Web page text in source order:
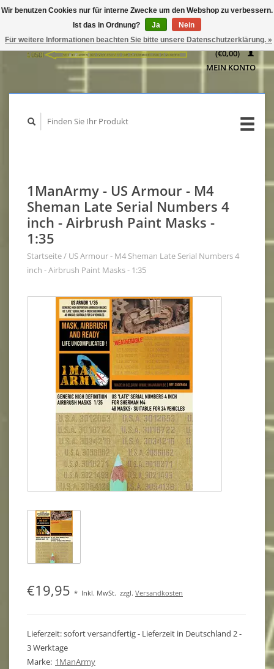
WARENKORB
(€0,00)
MEIN KONTO
1ManArmy - US Armour - M4
Sheman Late Serial Numbers 4
inch - Airbrush Paint Masks -
1:35
Startseite/ US Armour - M4 Sheman Late Serial Numbers 4
inch - Airbrush Paint Masks - 1:35
€19,95 * Inkl. MwSt. zzgl. Versandkosten
Lieferzeit: sofort versandfertig - Lieferzeit in Deutschland 2 -
3 Werktage
Marke: 1ManArmy
Wir benutzen Cookies nur für interne Zwecke um den Webshop zu verbessern.
Ist das in Ordnung?
Ja
Nein
Für weitere Informationen beachten Sie bitte unsere Datenschutzerklärung. »